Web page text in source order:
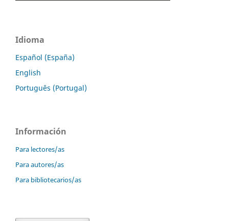
Idioma
Español (España)
English
Português (Portugal)
Información
Para lectores/as
Para autores/as
Para bibliotecarios/as